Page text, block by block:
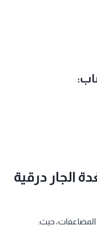
الجار درقية
المضاعفات، حيث: